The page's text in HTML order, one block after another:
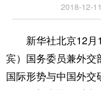
2018-12-11
新华社北京12月
宾）国务委员兼外
国际形势与中国外交